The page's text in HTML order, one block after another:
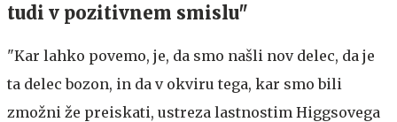
tudi v pozitivnem smislu"
"Kar lahko povemo, je, da smo našli nov delec, da je
ta delec bozon, in da v okviru tega, kar smo bili
zmožni že preiskati, ustreza lastnostim Higgsovega